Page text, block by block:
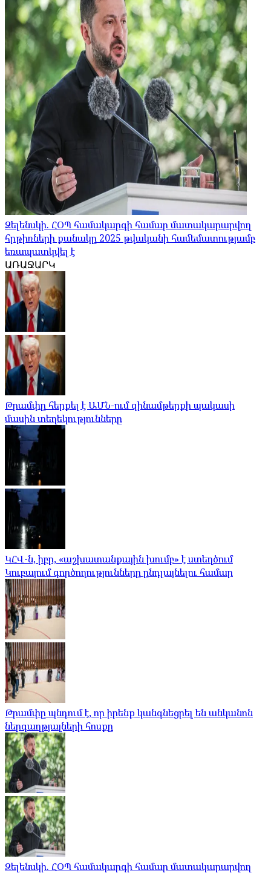
Զելենսկի. ՀՕՊ համակարգի համար մատակարարվող
հրթիռների քանակը 2025 թվականի համեմատությամբ
եռապատկվել է
ԱՌԱՋԱՐԿ
Թրամփը հերքել է ԱՄՆ-ում զինամթերքի պակասի
մասին տեղեկությունները
ԿՀՎ-ն, իբր, «աշխատանքային խումբ» է ստեղծում
Կուբայում գործողությունները ընդլայնելու համար
Թրամփը պնդում է, որ իրենք կանգնեցրել են անկանոն
ներգաղթյալների հոսքը
Զելենսկի. ՀՕՊ համակարգի համար մատակարարվող